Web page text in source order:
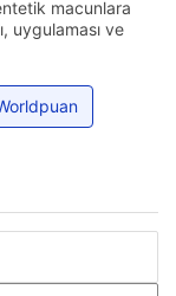
macunlara
uygulaması ve